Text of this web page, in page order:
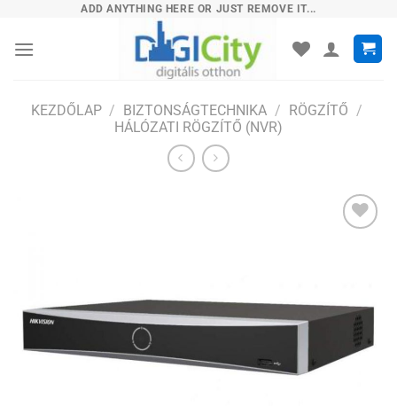
content
ADD ANYTHING HERE OR JUST REMOVE IT...
KEZDŐLAP / BIZTONSÁGTECHNIKA / RÖGZÍTŐ /
HÁLÓZATI RÖGZÍTŐ (NVR)